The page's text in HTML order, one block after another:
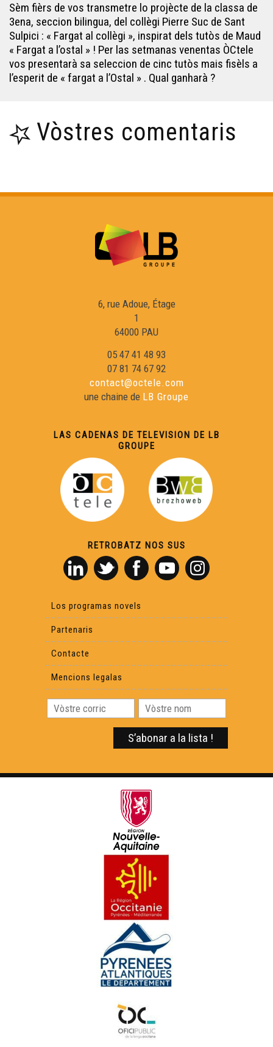
Carnaval Pelagrua
Lo bastit landés
Obludam pas - Institut Beaupeyrat
Raphaël Blas - Reportatge Radio País
Chamin(s) de vita(s) - Nicolas Peuch
Viatge au Friol - Collègi de Samatan
Occitan 2.0 - Télé Buissonière
Reportatge Servici Civic - Susie Rey
Conferéncia a l'entorn deu lengatge shiulat d'Aas per
Philippe Biu
Causas que hèn paur
Lo Castèth de Montanèr - Reportatge
Sèm fièrs de vos transmetre lo projècte de la classa de
3ena, seccion bilingua, del collègi Pierre Suc de Sant
Sulpici : « Fargat al collègi », inspirat dels tutòs de Maud
« Fargat a l’ostal » ! Per las setmanas venentas ÒCtele
vos presentarà sa seleccion de cinc tutòs mais fisèls a
l’esperit de « fargat a l’Ostal » . Qual ganharà ?
Vòstres comentaris
6, rue Adoue, Étage
1
64000 PAU
05 47 41 48 93
07 81 74 67 92
contact@octele.com
une chaine de LB Groupe
LAS CADENAS DE TELEVISION DE LB
GROUPE
RETROBATZ NOS SUS
Los programas novels
Partenaris
Contacte
Mencions legalas